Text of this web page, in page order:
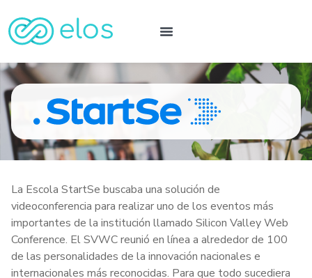
La Escola StartSe buscaba una solución de
videoconferencia para realizar uno de los eventos más
importantes de la institución llamado Silicon Valley Web
Conference. El SVWC reunió en línea a alrededor de 100
de las personalidades de la innovación nacionales e
internacionales más reconocidas. Para que todo sucediera